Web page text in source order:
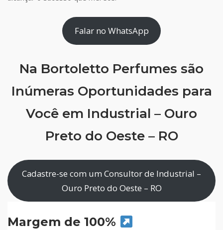
Falar no WhatsApp
Na Bortoletto Perfumes são
Inúmeras Oportunidades para
Você em Industrial – Ouro
Preto do Oeste – RO
Cadastre-se com um Consultor de Industrial –
Ouro Preto do Oeste – RO
Margem de 100%